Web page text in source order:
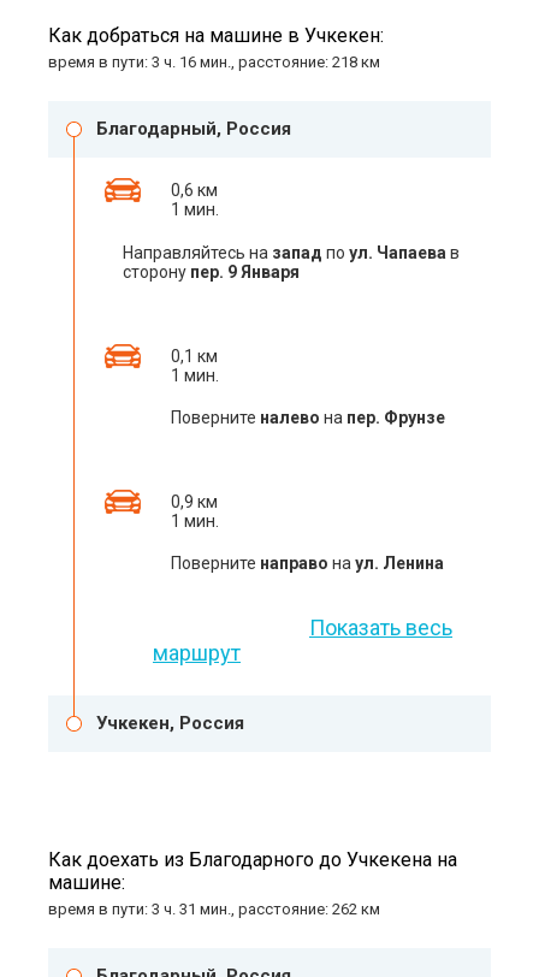
Как добраться на машине в Учкекен:
время в пути: 3 ч. 16 мин., расстояние: 218 км
Благодарный, Россия
0,6 км
1 мин.
Направляйтесь на запад по ул. Чапаева в
сторону пер. 9 Января
0,1 км
1 мин.
Поверните налево на пер. Фрунзе
0,9 км
1 мин.
Поверните направо на ул. Ленина
Показать весь
маршрут
Учкекен, Россия
Как доехать из Благодарного до Учкекена на
машине:
время в пути: 3 ч. 31 мин., расстояние: 262 км